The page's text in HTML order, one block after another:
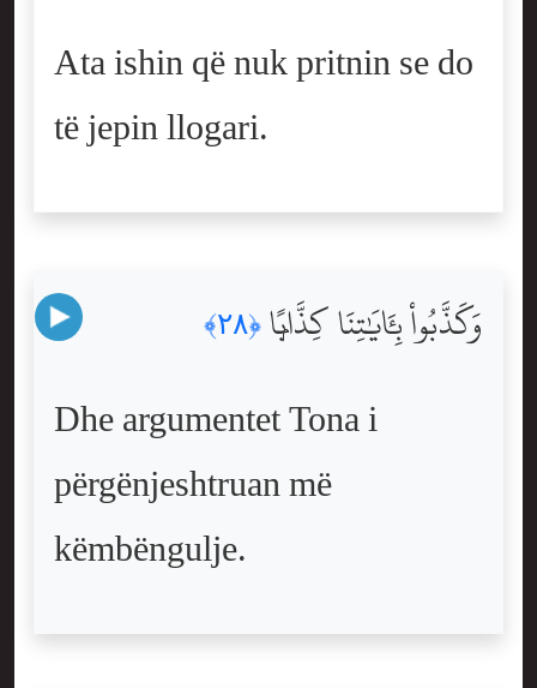
Ata ishin që nuk pritnin se do
të jepin llogari.
وَكَذَّبُواْ بِـَٔايَٰتِنَا كِذَّابًۭا ﴿٢٨﴾
Dhe argumentet Tona i
përgënjeshtruan më
këmbëngulje.